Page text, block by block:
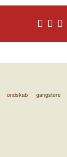
ondskab gangstere